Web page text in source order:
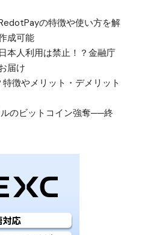
の特徴や使い方を解
成可能
本人利用は禁止！？金融庁
届け
徴やメリット・デメリット
のビットコイン強奪──終